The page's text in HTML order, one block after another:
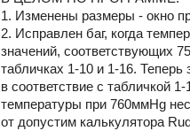
1. Изменены размеры - окно
2. Исправлен баг, когда
значений, соответствующих
табличках 1-10 и 1-16.
в соответствие с табличкой
температуры при 760ммHg
от допустим калькулятора